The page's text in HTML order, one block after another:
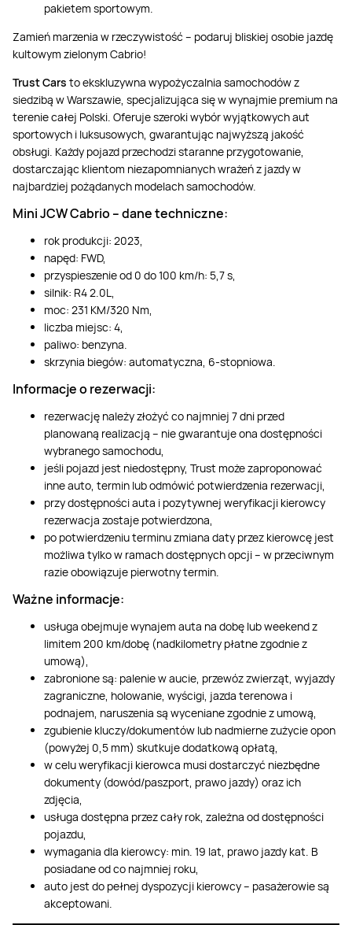
pakietem sportowym.
Zamień marzenia w rzeczywistość – podaruj bliskiej osobie jazdę
kultowym zielonym Cabrio!
Trust Cars to ekskluzywna wypożyczalnia samochodów z
siedzibą w Warszawie, specjalizująca się w wynajmie premium na
terenie całej Polski. Oferuje szeroki wybór wyjątkowych aut
sportowych i luksusowych, gwarantując najwyższą jakość
obsługi. Każdy pojazd przechodzi staranne przygotowanie,
dostarczając klientom niezapomnianych wrażeń z jazdy w
najbardziej pożądanych modelach samochodów.
Mini JCW Cabrio – dane techniczne:
rok produkcji: 2023,
napęd: FWD,
przyspieszenie od 0 do 100 km/h: 5,7 s,
silnik: R4 2.0L,
moc: 231 KM/320 Nm,
liczba miejsc: 4,
paliwo: benzyna.
skrzynia biegów: automatyczna, 6-stopniowa.
Informacje o rezerwacji:
rezerwację należy złożyć co najmniej 7 dni przed
planowaną realizacją – nie gwarantuje ona dostępności
wybranego samochodu,
jeśli pojazd jest niedostępny, Trust może zaproponować
inne auto, termin lub odmówić potwierdzenia rezerwacji,
przy dostępności auta i pozytywnej weryfikacji kierowcy
rezerwacja zostaje potwierdzona,
po potwierdzeniu terminu zmiana daty przez kierowcę jest
możliwa tylko w ramach dostępnych opcji – w przeciwnym
razie obowiązuje pierwotny termin.
Ważne informacje:
usługa obejmuje wynajem auta na dobę lub weekend z
limitem 200 km/dobę (nadkilometry płatne zgodnie z
umową),
zabronione są: palenie w aucie, przewóz zwierząt, wyjazdy
zagraniczne, holowanie, wyścigi, jazda terenowa i
podnajem, naruszenia są wyceniane zgodnie z umową,
zgubienie kluczy/dokumentów lub nadmierne zużycie opon
(powyżej 0,5 mm) skutkuje dodatkową opłatą,
w celu weryfikacji kierowca musi dostarczyć niezbędne
dokumenty (dowód/paszport, prawo jazdy) oraz ich
zdjęcia,
usługa dostępna przez cały rok, zależna od dostępności
pojazdu,
wymagania dla kierowcy: min. 19 lat, prawo jazdy kat. B
posiadane od co najmniej roku,
auto jest do pełnej dyspozycji kierowcy – pasażerowie są
akceptowani.